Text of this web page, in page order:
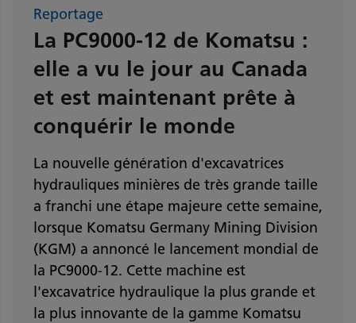
Reportage
La PC9000-12 de Komatsu :
elle a vu le jour au Canada
et est maintenant prête à
conquérir le monde
La nouvelle génération d'excavatrices
hydrauliques minières de très grande taille
a franchi une étape majeure cette semaine,
lorsque Komatsu Germany Mining Division
(KGM) a annoncé le lancement mondial de
la PC9000-12. Cette machine est
l'excavatrice hydraulique la plus grande et
la plus innovante de la gamme Komatsu